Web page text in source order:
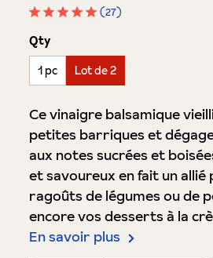
(27)
Ce vinaigre balsamique
petites barriques et
aux notes sucrées et
et savoureux en fait un
ragoûts de légumes ou de
encore vos desserts à la
En savoir plus
Qtyauswählen
1 pc
Lot de 2